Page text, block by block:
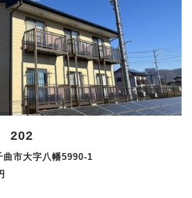
202
曲市大字八幡5990-1